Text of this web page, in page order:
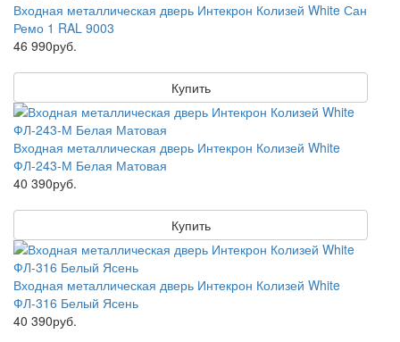
Входная металлическая дверь Интекрон Колизей White Сан
Ремо 1 RAL 9003
46 990руб.
Купить
Входная металлическая дверь Интекрон Колизей White
ФЛ-243-М Белая Матовая
40 390руб.
Купить
Входная металлическая дверь Интекрон Колизей White
ФЛ-316 Белый Ясень
40 390руб.